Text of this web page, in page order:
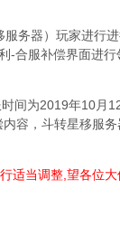
务器）玩家进行
-合服补偿界面进
间为2019年10月
容，斗转星移服
适当调整,望各位